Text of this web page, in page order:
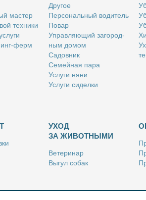
ма­стер
тех­ни­ки
ферм
Дру­гое
Пер­со­наль­ный во­ди­тель
По­вар
Управ­ля­ю­щий за­го­род­
ным до­мом
Са­дов­ник
Се­мей­ная па­ра
Услу­ги ня­ни
Услу­ги си­дел­ки
УХОД
ЗА ЖИВОТНЫМИ
Ве­те­ри­нар
Вы­гул со­бак
Стриж­ка жи­вот­ных